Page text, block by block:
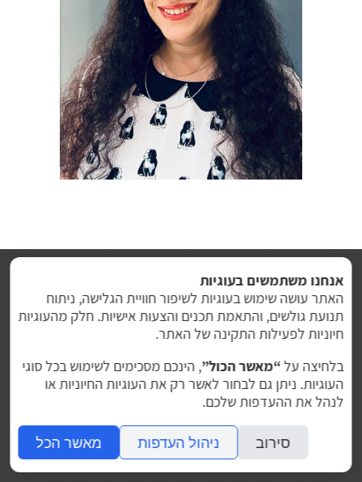
ברוכים הבאים צוות המרפאה יישור שיניים
מטופלים ממליצים
קבעו תור ווטסאפ
2023 © ד"ר חן ישראלי - מרפאת מומחיות
לשיניים
אנחנו משתמשים בעוגיות
האתר עושה שימוש בעוגיות לשיפור חוויית הגלישה, ניתוח
תנועת גולשים, והתאמת תכנים והצעות אישיות. חלק מהעוגיות
חיוניות לפעילות התקינה של האתר.
בלחיצה על“מאשר הכול”, הינכם מסכימים לשימוש בכל סוגי
העוגיות. ניתן גם לבחור לאשר רק את העוגיות החיוניות או
לנהל את ההעדפות שלכם.
סירוב ניהול העדפות מאשר הכל